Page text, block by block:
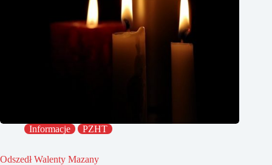
Informacje PZHT
Odszedł Walenty Mazany